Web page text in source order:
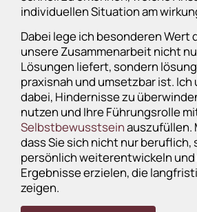
individuellen Situation am
Dabei lege ich besonderen Wert
unsere Zusammenarbeit nicht
Lösungen liefert, sondern
praxisnah und umsetzbar ist.
dabei, Hindernisse zu
nutzen und Ihre Führungsrolle
Selbstbewusstseinauszufüllen.
dass Sie sich nicht nur beruflich,
persönlich weiterentwickeln
Ergebnisse erzielen, die
zeigen.